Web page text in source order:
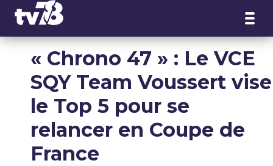
« Chrono 47 » : Le VCE
SQY Team Voussert vise
le Top 5 pour se
relancer en Coupe de
France
Panneau de gestion des cookies